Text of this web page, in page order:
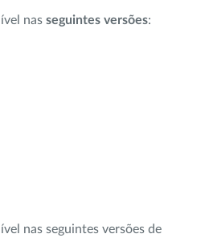
nas seguintes versões:
nas seguintes versões de